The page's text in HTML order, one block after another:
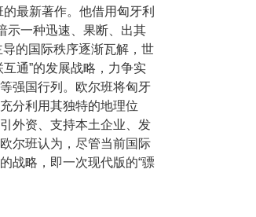
最新著作。他借用匈牙利
示一种迅速、果断、出其
的国际秩序逐渐瓦解，世
通”的发展战略，力争实
强国行列。欧尔班将匈牙
分利用其独特的地理位
外资、支持本土企业、发
尔班认为，尽管当前国际
战略，即一次现代版的“骠